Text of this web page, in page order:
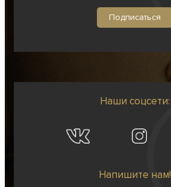
Наши соцсети:
Напишите нам!